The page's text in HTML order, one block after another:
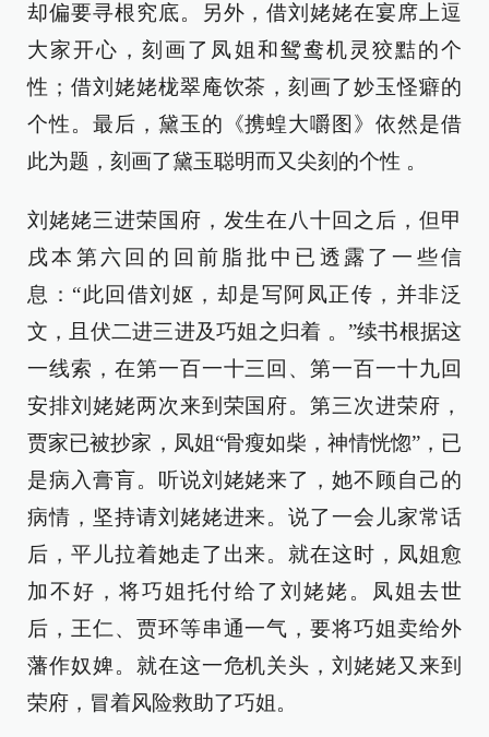
却偏要寻根究底。另外，借刘姥姥在宴席上逗
大家开心，刻画了凤姐和鸳鸯机灵狡黠的个
性；借刘姥姥栊翠庵饮茶，刻画了妙玉怪癖的
个性。最后，黛玉的《携蝗大嚼图》依然是借
此为题，刻画了黛玉聪明而又尖刻的个性 。
刘姥姥三进荣国府，发生在八十回之后，但甲
戌本第六回的回前脂批中已透露了一些信
息：“此回借刘妪，却是写阿凤正传，并非泛
文，且伏二进三进及巧姐之归着 。”续书根据这
一线索，在第一百一十三回、第一百一十九回
安排刘姥姥两次来到荣国府。第三次进荣府，
贾家已被抄家，凤姐“骨瘦如柴，神情恍惚”，已
是病入膏肓。听说刘姥姥来了，她不顾自己的
病情，坚持请刘姥姥进来。说了一会儿家常话
后，平儿拉着她走了出来。就在这时，凤姐愈
加不好，将巧姐托付给了刘姥姥。凤姐去世
后，王仁、贾环等串通一气，要将巧姐卖给外
藩作奴婢。就在这一危机关头，刘姥姥又来到
荣府，冒着风险救助了巧姐。